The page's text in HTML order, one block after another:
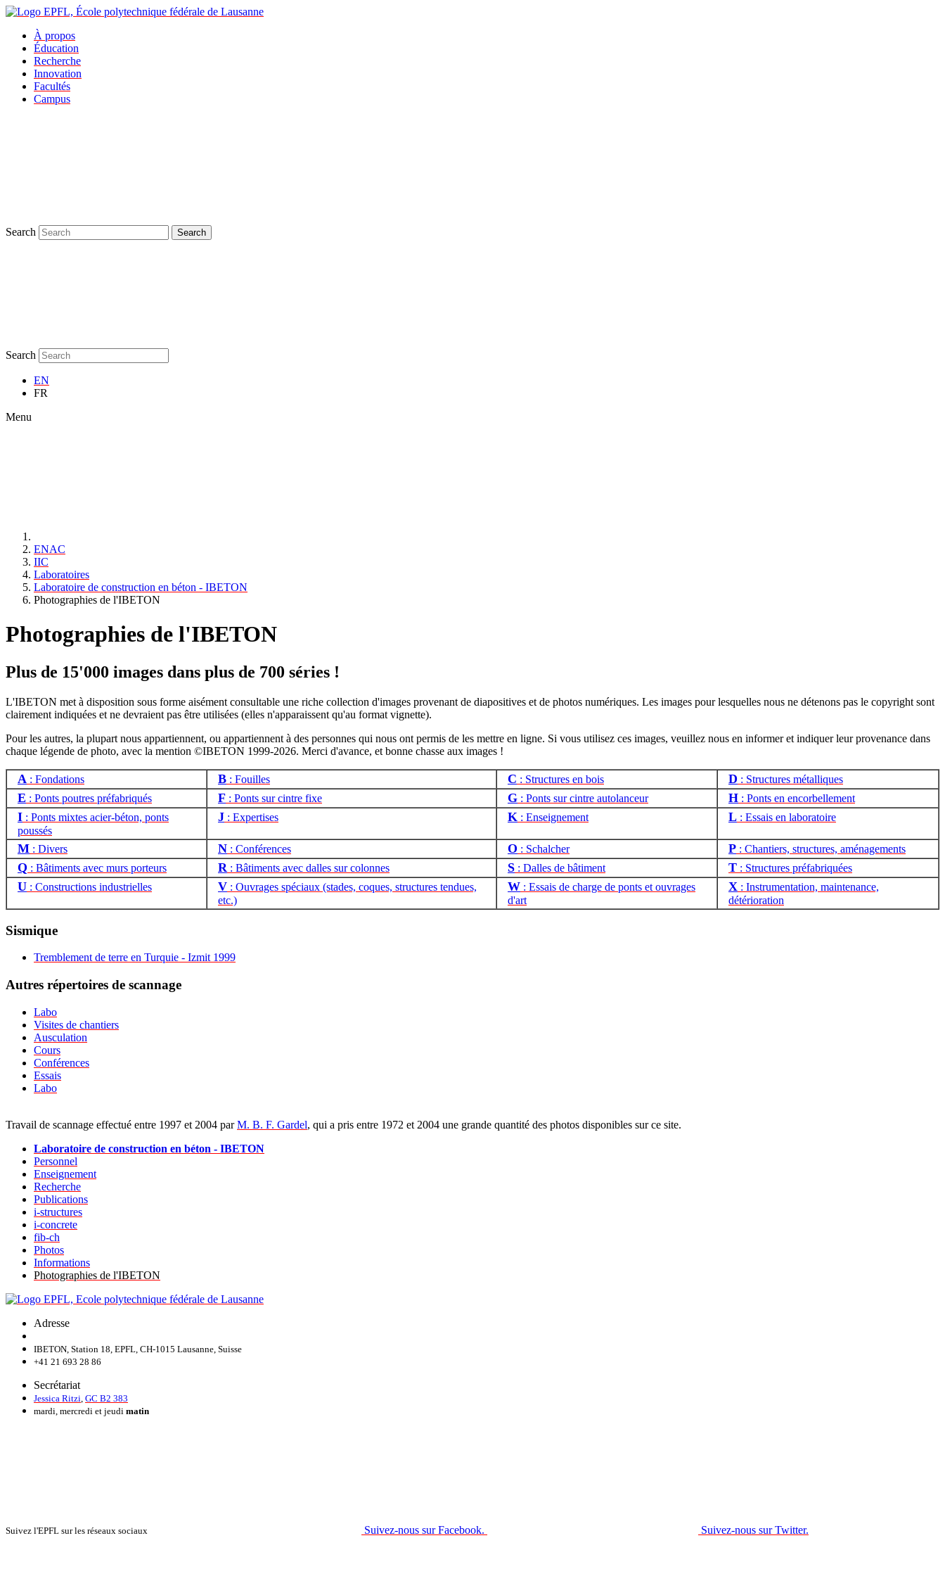
À propos
Éducation
Recherche
Innovation
Facultés
Campus
Search Search
Search
EN
FR
Menu
ENAC
IIC
Laboratoires
Laboratoire de construction en béton - IBETON
Photographies de l'IBETON
Photographies de l'IBETON
Plus de 15'000 images dans plus de 700 séries !
L'IBETON met à disposition sous forme aisément consultable une riche collection d'images provenant de diapositives et de photos numériques. Les images pour lesquelles nous ne détenons pas le copyright sont
clairement indiquées et ne devraient pas être utilisées (elles n'apparaissent qu'au format vignette).
Pour les autres, la plupart nous appartiennent, ou appartiennent à des personnes qui nous ont permis de les mettre en ligne. Si vous utilisez ces images, veuillez nous en informer et indiquer leur provenance dans
chaque légende de photo, avec la mention ©IBETON 1999-2026. Merci d'avance, et bonne chasse aux images !
A : Fondations B : Fouilles C : Structures en bois D : Structures métalliques
E : Ponts poutres préfabriqués F : Ponts sur cintre fixe G : Ponts sur cintre autolanceur H : Ponts en encorbellement
I : Ponts mixtes acier-béton, ponts
poussés
J : Expertises K : Enseignement L : Essais en laboratoire
M : Divers N : Conférences O : Schalcher P : Chantiers, structures, aménagements
Q : Bâtiments avec murs porteurs R : Bâtiments avec dalles sur colonnes S : Dalles de bâtiment T : Structures préfabriquées
U : Constructions industrielles V : Ouvrages spéciaux (stades, coques, structures tendues,
etc.)
W : Essais de charge de ponts et ouvrages
d'art
X : Instrumentation, maintenance,
détérioration
Sismique
Tremblement de terre en Turquie - Izmit 1999
Autres répertoires de scannage
Labo
Visites de chantiers
Ausculation
Cours
Conférences
Essais
Labo
Travail de scannage effectué entre 1997 et 2004 parM. B. F. Gardel, qui a pris entre 1972 et 2004 une grande quantité des photos disponibles sur ce site.
Laboratoire de construction en béton - IBETON
Personnel
Enseignement
Recherche
Publications
i-structures
i-concrete
fib-ch
Photos
Informations
Photographies de l'IBETON
Adresse
IBETON, Station 18, EPFL, CH-1015 Lausanne, Suisse
+41 21 693 28 86
Secrétariat
Jessica Ritzi GC B2 383
mardi, mercredi et jeudi matin
Suivez l'EPFL sur les réseaux sociaux Suivez-nous sur Facebook. Suivez-nous sur Twitter.